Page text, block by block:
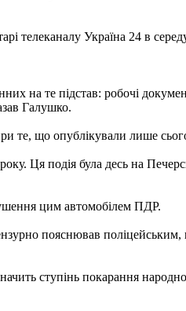
телеканалу Україна 24 в
те підстав: робочі
Галушко.
те, що опублікували лише
Ця подія була десь на
цим автомобілем ПДР.
пояснював
ступінь покарання